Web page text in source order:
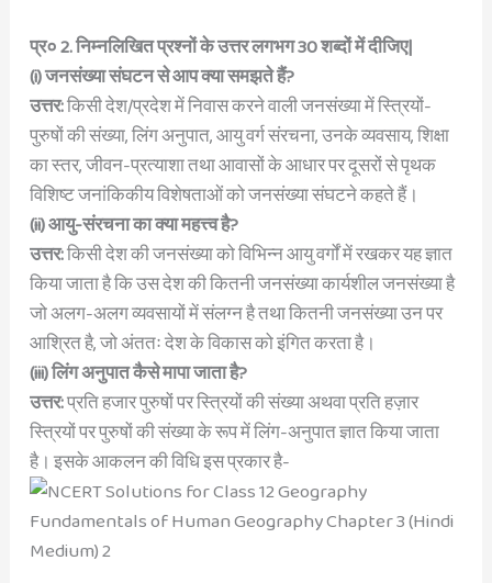
प्र० 2. निम्नलिखित प्रश्नों के उत्तर लगभग 30 शब्दों में दीजिए|
(i) जनसंख्या संघटन से आप क्या समझते हैं?
उत्तर:किसी देश/प्रदेश में निवास करने वाली जनसंख्या में स्त्रियों-
पुरुषों की संख्या, लिंग अनुपात, आयु वर्ग संरचना, उनके व्यवसाय, शिक्षा
का स्तर, जीवन-प्रत्याशा तथा आवासों के आधार पर दूसरों से पृथक
विशिष्ट जनांकिकीय विशेषताओं को जनसंख्या संघटने कहते हैं।
(ii) आयु-संरचना का क्या महत्त्व है?
उत्तर:किसी देश की जनसंख्या को विभिन्न आयु वर्गों में रखकर यह ज्ञात
किया जाता है कि उस देश की कितनी जनसंख्या कार्यशील जनसंख्या है
जो अलग-अलग व्यवसायों में संलग्न है तथा कितनी जनसंख्या उन पर
आश्रित है, जो अंततः देश के विकास को इंगित करता है।
(iii) लिंग अनुपात कैसे मापा जाता है?
उत्तर:प्रति हजार पुरुषों पर स्त्रियों की संख्या अथवा प्रति हज़ार
स्त्रियों पर पुरुषों की संख्या के रूप में लिंग-अनुपात ज्ञात किया जाता
है। इसके आकलन की विधि इस प्रकार है-